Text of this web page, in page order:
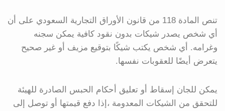
تنص المادة 118 من قانون الأوراق التجارية السعودي على أن
أي شخص يصدر شيكات بدون نقود كافية يمكن سجنه
وغرامه. أي شخص يكتب شيكًا بتوقيع مزيف أو غير صحيح
يتعرض أيضًا للعقوبات نفسها.
يمكن للجان إسقاط أو تعليق أحكام الحبس الصادرة للهيئة
للتحقق من الشيكات المعدومة ،إذا دفع قيمتها أو توصل إلى